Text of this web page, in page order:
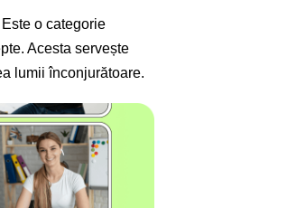
o categorie
Acesta servește
lumii înconjurătoare.